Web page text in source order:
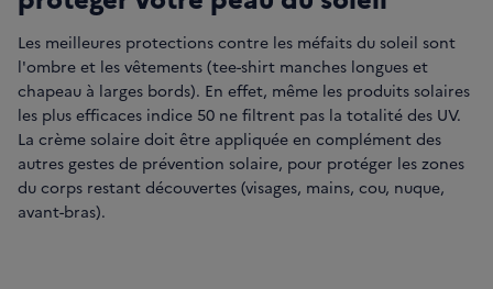
Les meilleures protections contre les méfaits du soleil sont
l'ombre et les vêtements (tee-shirt manches longues et
chapeau à larges bords). En effet, même les produits solaires
les plus efficaces indice 50 ne filtrent pas la totalité des UV.
La crème solaire doit être appliquée en complément des
autres gestes de prévention solaire, pour protéger les zones
du corps restant découvertes (visages, mains, cou, nuque,
avant-bras).